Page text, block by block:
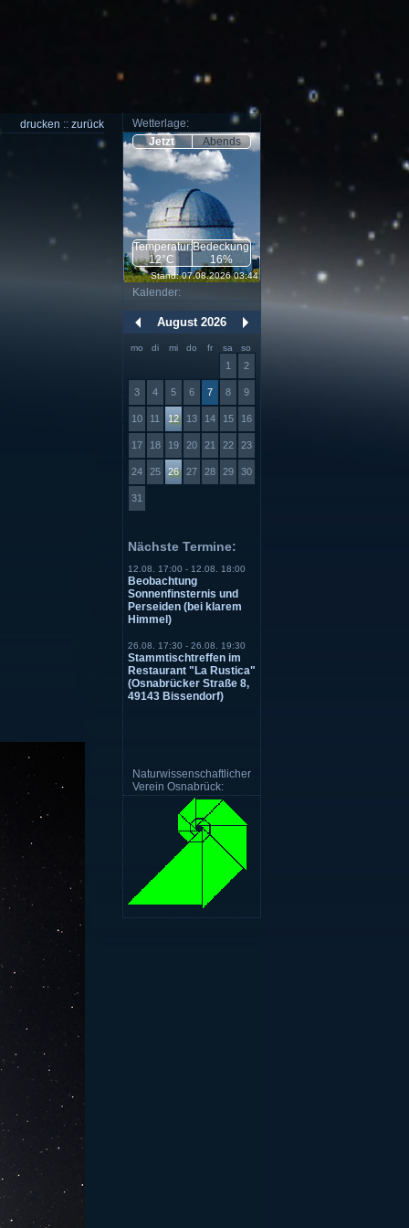
Wetterlage:
Jetzt
Abends
Temperatur:
12°C
Bedeckung:
16%
Stand: 07.08.2026 03:44
Kalender:
August 2026
mo di mi do fr sa so
1 2
3 4 5 6 7 8 9
10 11 12 13 14 15 16
17 18 19 20 21 22 23
24 25 26 27 28 29 30
31
Nächste Termine:
12.08. 17:00 - 12.08. 18:00
Beobachtung
Sonnenfinsternis und
Perseiden (bei klarem
Himmel)
26.08. 17:30 - 26.08. 19:30
Stammtischtreffen im
Restaurant "La Rustica"
(Osnabrücker Straße 8,
49143 Bissendorf)
Naturwissenschaftlicher
Verein Osnabrück:
drucken :: zurück